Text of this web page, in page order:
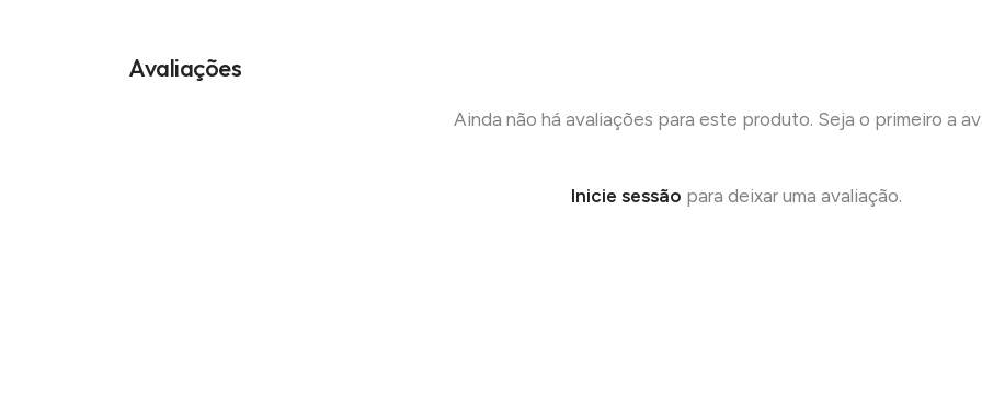
Avaliações
Ainda não há avaliações para este produto. Seja o primeiro a
Inicie sessão para deixar uma avaliação.